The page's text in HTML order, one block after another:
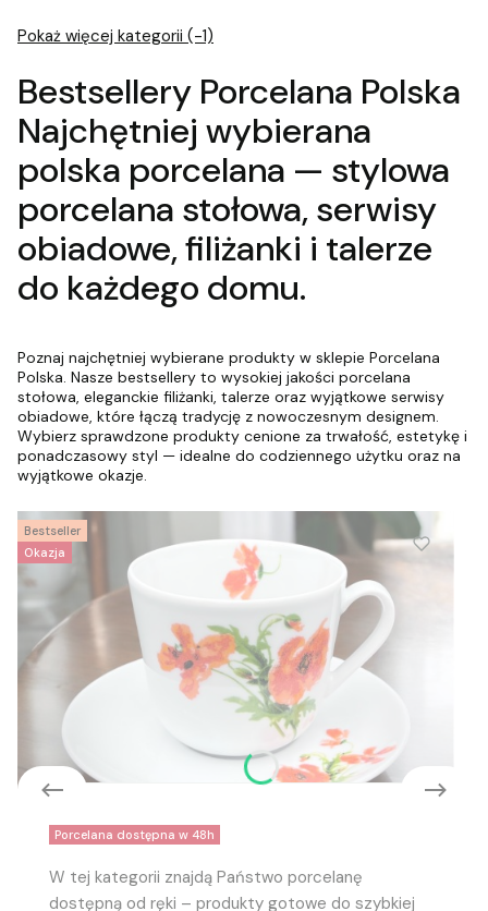
Pokaż więcej kategorii (-1)
Bestsellery Porcelana Polska
Najchętniej wybierana
polska porcelana — stylowa
porcelana stołowa, serwisy
obiadowe, filiżanki i talerze
do każdego domu.
Poznaj najchętniej wybierane produkty w sklepie Porcelana
Polska. Nasze bestsellery to wysokiej jakości porcelana
stołowa, eleganckie filiżanki, talerze oraz wyjątkowe serwisy
obiadowe, które łączą tradycję z nowoczesnym designem.
Wybierz sprawdzone produkty cenione za trwałość, estetykę i
ponadczasowy styl — idealne do codziennego użytku oraz na
wyjątkowe okazje.
Okazja
Bestseller
Filiżanka do kawy Maki
75,00 zł
Porcelana dostępna w 48h
W tej kategorii znajdą Państwo porcelanę
dostępną od ręki – produkty gotowe do szybkiej